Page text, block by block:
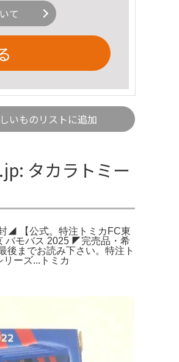
て
いものリストに追加
タカラトミー
◢ 【公式。特注トミカFC東
バモバス 2025 ◤完売品・希
後までお読み下さい。特注ト
ーズ...トミカ